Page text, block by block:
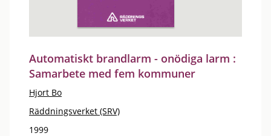
Automatiskt brandlarm - onödiga larm :
Samarbete med fem kommuner
Hjort Bo
Räddningsverket (SRV)
1999